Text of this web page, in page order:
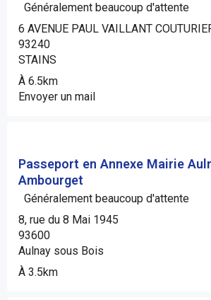
Généralement beaucoup d'attente
6 AVENUE PAUL VAILLANT
93240
STAINS
À 6.5km
Envoyer un mail
Passeport en Annexe Mairie
Ambourget
Généralement beaucoup d'attente
8, rue du 8 Mai 1945
93600
Aulnay sous Bois
À 3.5km